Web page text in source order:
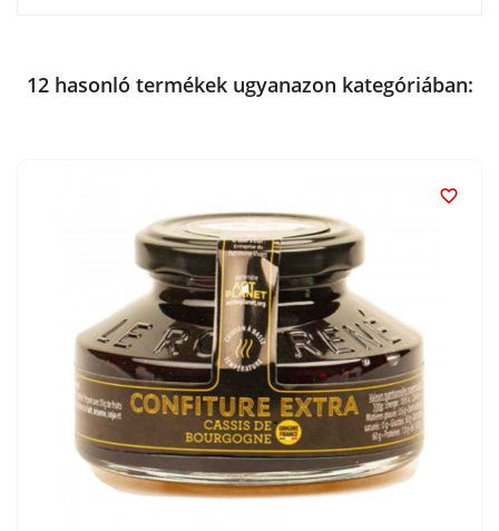
12 hasonló termékek ugyanazon kategóriában:
